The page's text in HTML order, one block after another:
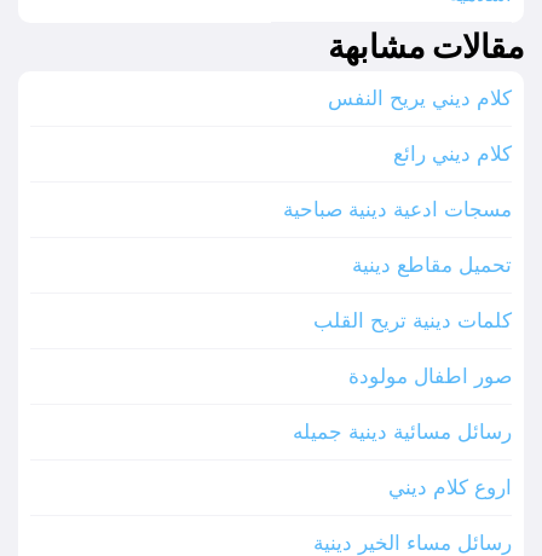
مقالات مشابهة
كلام ديني يريح النفس
كلام ديني رائع
مسجات ادعية دينية صباحية
تحميل مقاطع دينية
كلمات دينية تريح القلب
صور اطفال مولودة
رسائل مسائية دينية جميله
اروع كلام ديني
رسائل مساء الخير دينية